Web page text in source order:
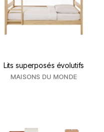
Lits superposés évolutifs
MAISONS DU MONDE